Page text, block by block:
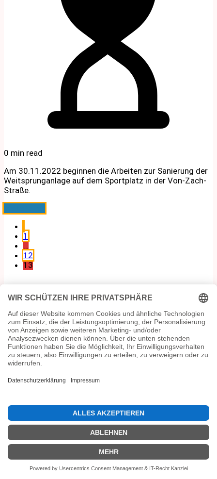
0 min read
Am 30.11.2022 beginnen die Arbeiten zur Sanierung der
Weitsprunganlage auf dem Sportplatz in der Von-Zach-
Straße.
Seitennummerierung
der
Beiträge
1
…
12
13
Kultur&Freizeit
Gotha: Blick hinter die Kulissen der